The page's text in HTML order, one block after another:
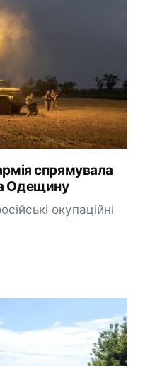
спрямувала
Одещину
окупаційні